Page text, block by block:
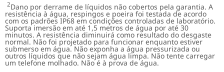
2Dano por derrame de líquidos não cobertos pela garantia. A
resistência à água, respingos e poeira foi testada de acordo
com os padrões IP68 em condições controladas de laboratório.
Suporta imersão em até 1,5 metros de água por até 30
minutos. A resistência diminuirá como resultado do desgaste
normal. Não foi projetado para funcionar enquanto estiver
submerso em água. Não exponha a água pressurizada ou
outros líquidos que não sejam água limpa. Não tente carregar
um telefone molhado. Não é à prova de água.